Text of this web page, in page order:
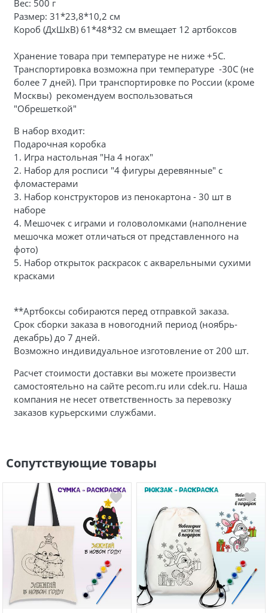
Вес: 500 г
Размер: 31*23,8*10,2 см
Короб (ДхШхВ) 61*48*32 см вмещает 12 артбоксов
Хранение товара при температуре не ниже +5С.
Транспортировка возможна при температуре -30С (не
более 7 дней). При транспортировке по России (кроме
Москвы) рекомендуем воспользоваться
"Обрешеткой"
В набор входит:
Подарочная коробка
1. Игра настольная "На 4 ногах"
2. Набор для росписи "4 фигуры деревянные" с
фломастерами
3. Набор конструкторов из пенокартона - 30 шт в
наборе
4. Мешочек с играми и головоломками (наполнение
мешочка может отличаться от представленного на
фото)
5. Набор открыток раскрасок с акварельными сухими
красками
**Артбоксы собираются перед отправкой заказа.
Срок сборки заказа в новогодний период (ноябрь-
декабрь) до 7 дней.
Возможно индивидуальное изготовление от 200 шт.
Расчет стоимости доставки вы можете произвести
самостоятельно на сайте pecom.ru или cdek.ru. Наша
компания не несет ответственность за перевозку
заказов курьерскими службами.
Сопутствующие товары